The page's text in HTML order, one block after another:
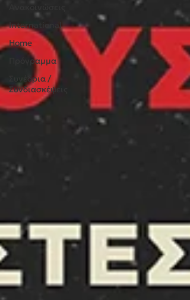
Ανακοινώσεις
International
Home
Πρόγραμμα
Συνέδρια /
Συνδιασκέψεις